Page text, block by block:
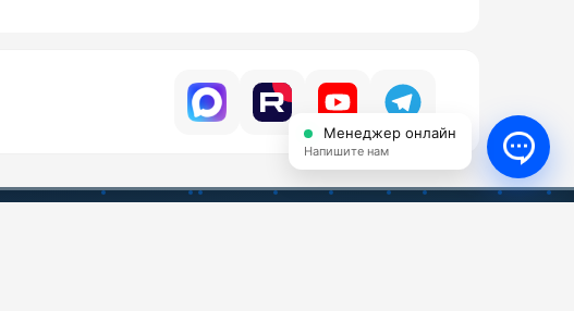
Менеджер онлайн
Напишите нам